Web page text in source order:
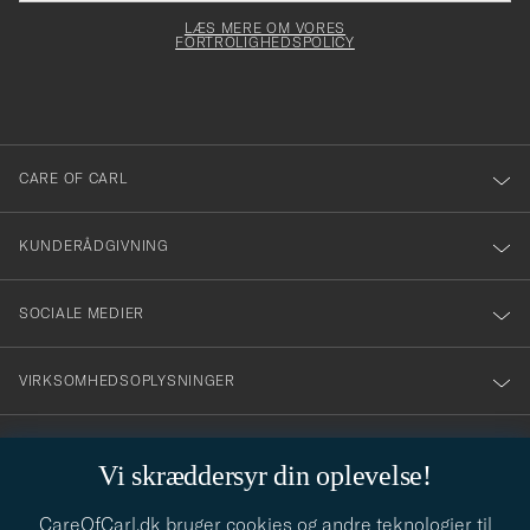
Vi skræddersyr din oplevelse!
CareOfCarl.dk bruger cookies og andre teknologier til
för
dig
till
vårt
nyhetsbrev!
LÆS MERE OM VORES
FORTROLIGHEDSPOLICY
CARE OF CARL
KUNDERÅDGIVNING
SOCIALE MEDIER
VIRKSOMHEDSOPLYSNINGER
Behøver du hjælp til at finde din stil? Lad os hjælpe dig, vi hjælper